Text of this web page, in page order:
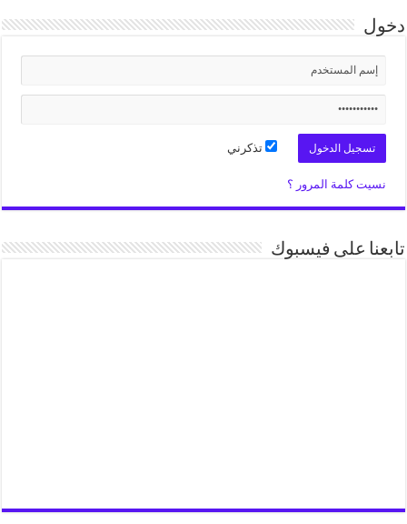
دخول
تذكرني
نسيت كلمة المرور ؟
تابعنا على فيسبوك